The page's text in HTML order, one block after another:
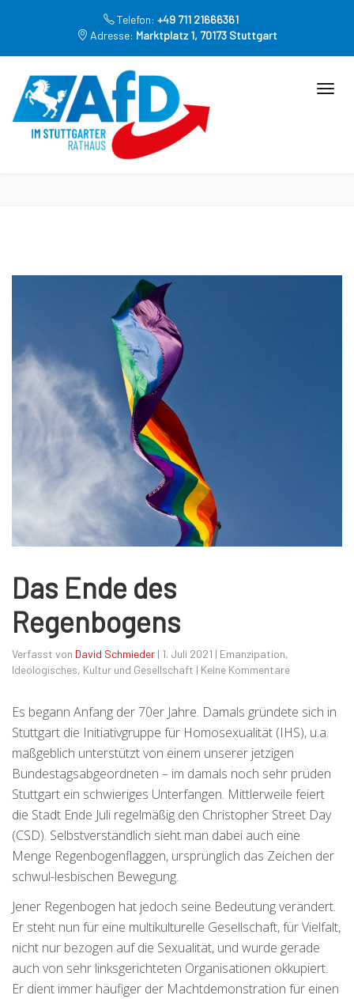
Telefon: +49 711 21666361
Adresse: Marktplatz 1, 70173 Stuttgart
Das Ende des
Regenbogens
Verfasst von David Schmieder | 1. Juli 2021 | Emanzipation,
Ideologisches, Kultur und Gesellschaft | Keine Kommentare
Es begann Anfang der 70er Jahre. Damals gründete sich in
Stuttgart die Initiativgruppe für Homosexualität (IHS), u.a.
maßgeblich unterstützt von einem unserer jetzigen
Bundestagsabgeordneten – im damals noch sehr prüden
Stuttgart ein schwieriges Unterfangen. Mittlerweile feiert
die Stadt Ende Juli regelmäßig den Christopher Street Day
(CSD). Selbstverständlich sieht man dabei auch eine
Menge Regenbogenflaggen, ursprünglich das Zeichen der
schwul-lesbischen Bewegung.
Jener Regenbogen hat jedoch seine Bedeutung verändert.
Er steht nun für eine multikulturelle Gesellschaft, für Vielfalt,
nicht nur bezogen auf die Sexualität, und wurde gerade
auch von sehr linksgerichteten Organisationen okkupiert.
Er dient immer häufiger der Machtdemonstration für einen